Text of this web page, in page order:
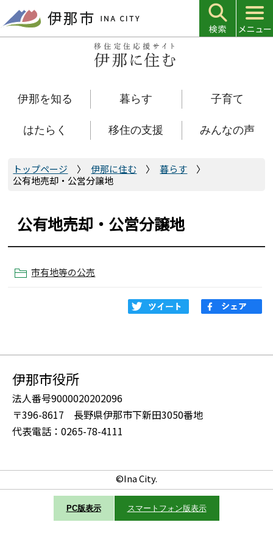
の
ペ
伊那を知る 暮らす 子育て
はたらく 移住の支援 みんなの声
トップページ 伊那に住む
暮らす
公有地売却・公営分譲地
公有地売却・公営分譲地
市有地等の公売
伊那市役所
法人番号9000020202096
〒396-8617 長野県伊那市下新田3050番地
代表電話：0265-78-4111
©Ina City.
PC版表示 スマートフォン版表示